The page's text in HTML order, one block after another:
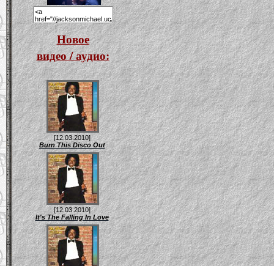
Новое
видео / аудио:
[12.03.2010]
Burn This Disco Out
[12.03.2010]
It's The Falling In Love